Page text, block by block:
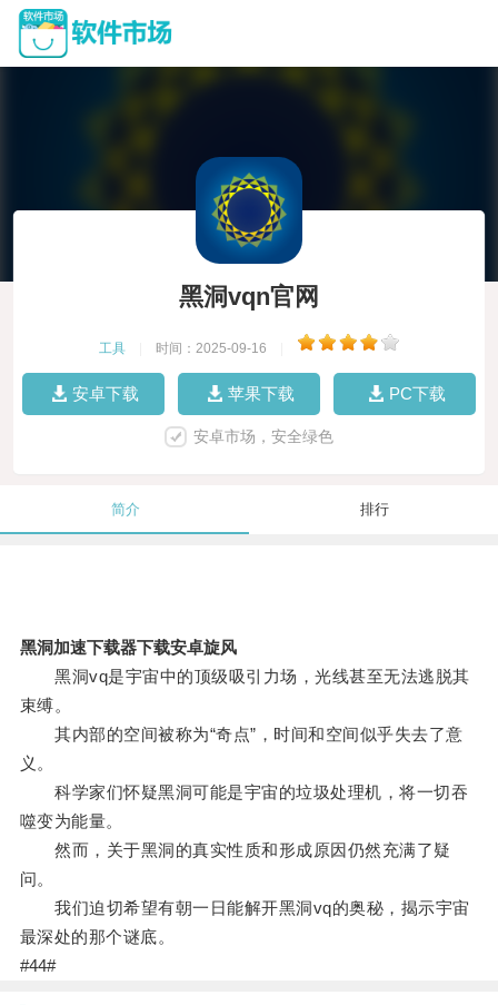
黑洞vqn官网
工具 时间：2025-09-16
安卓下载 苹果下载 PC下载
安卓市场，安全绿色
简介 排行
黑洞加速下载器下载安卓旋风
黑洞vq是宇宙中的顶级吸引力场，光线甚至无法逃脱其
束缚。
其内部的空间被称为“奇点”，时间和空间似乎失去了意
义。
科学家们怀疑黑洞可能是宇宙的垃圾处理机，将一切吞
噬变为能量。
然而，关于黑洞的真实性质和形成原因仍然充满了疑
问。
我们迫切希望有朝一日能解开黑洞vq的奥秘，揭示宇宙
最深处的那个谜底。
#44#